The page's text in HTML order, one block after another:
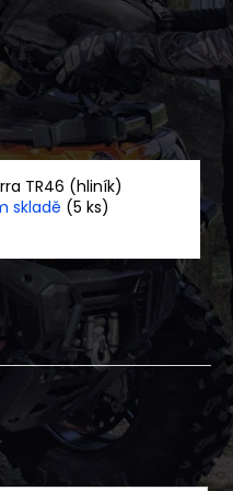
TR46 (hliník)
skladě (5 ks)